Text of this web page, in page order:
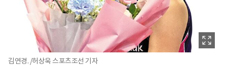
김연경. /허상욱 스포츠조선 기자